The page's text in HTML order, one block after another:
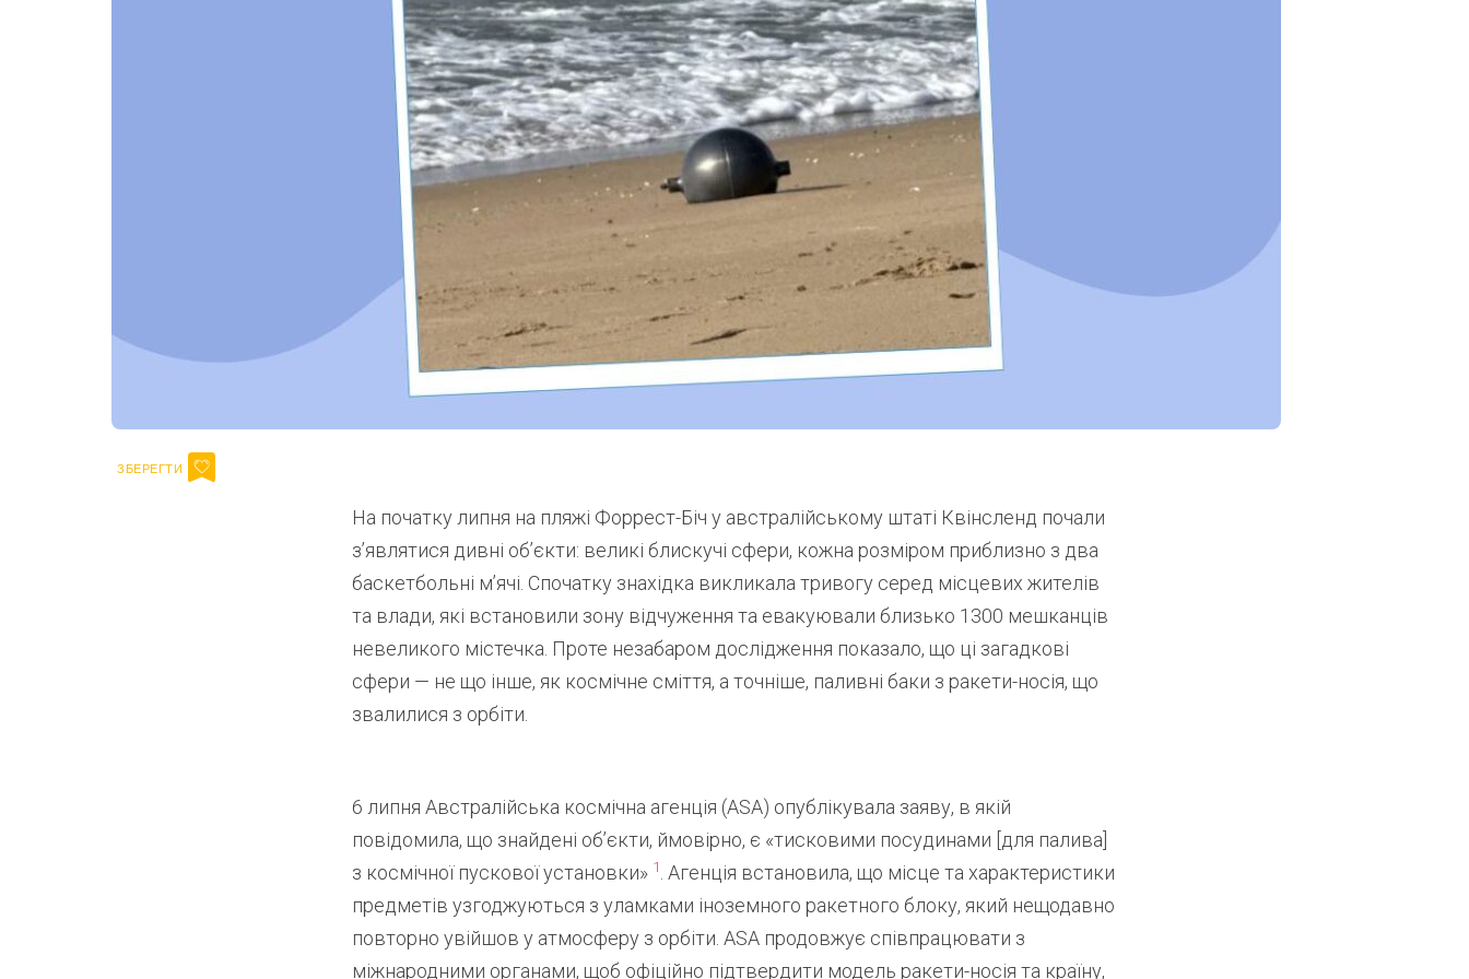
На початку липня на пляжі Форрест-Біч у австралійському штаті Квінсленд почали
з’являтися дивні об’єкти: великі блискучі сфери, кожна розміром приблизно з два
баскетбольні м’ячі. Спочатку знахідка викликала тривогу серед місцевих жителів
та влади, які встановили зону відчуження та евакуювали близько 1300 мешканців
невеликого містечка. Проте незабаром дослідження показало, що ці загадкові
сфери — не що інше, як космічне сміття, а точніше, паливні баки з ракети-носія, що
звалилися з орбіти.
6 липня Австралійська космічна агенція (ASA) опублікувала заяву, в якій
повідомила, що знайдені об’єкти, ймовірно, є «тисковими посудинами [для палива]
з космічної пускової установки» 1 . Агенція встановила, що місце та характеристики
предметів узгоджуються з уламками іноземного ракетного блоку, який нещодавно
повторно увійшов у атмосферу з орбіти. ASA продовжує співпрацювати з
міжнародними органами, щоб офіційно підтвердити модель ракети-носія та країну,